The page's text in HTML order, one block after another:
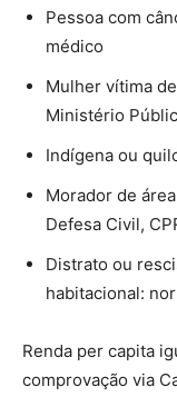
Pessoa com
médico
Mulher vítima
Ministério
Indígena ou
Morador de
Defesa Civil,
Distrato ou
habitacional:
Renda per capita
comprovação via